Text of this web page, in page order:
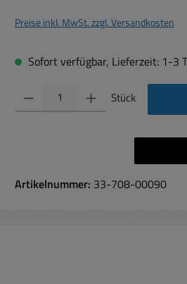
Preise inkl. MwSt. zzgl. Versandkosten
Sofort verfügbar, Lieferzeit: 1-3
Produkt Anzahl: Gib den gewünschten
Stück
Artikelnummer: 33-708-00090